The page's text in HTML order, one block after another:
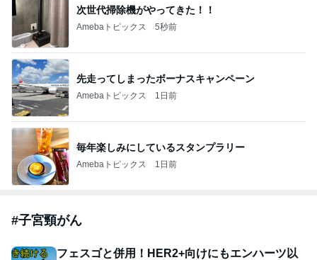
次世代掃除機がやってきた！！
Amebaトピックス 5秒前
先走ってしまったボーナスキャンペーン
Amebaトピックス 1日前
毎年楽しみにしているスタンプラリー
Amebaトピックス 1日前
#子宮頸がん
フェスゴと併用！HER2+向けにもエンハーツ以